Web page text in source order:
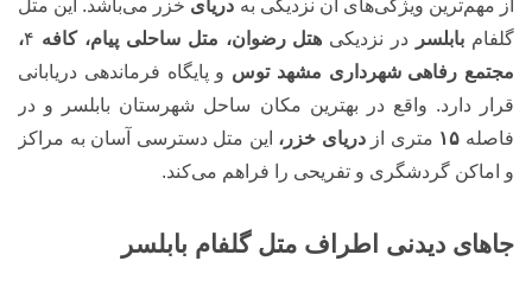
از مهم‌ترین ویژگی‌های آن نزدیکی به دریای خزر می‌باشد. این متل
گلفام بابلسر در نزدیکی هتل رضوان، متل ساحلی پیام، کافه
،
مجتمع رفاهی شهرداری مشهد توس و پایگاه فرماندهی دریابانی
قرار دارد. واقع در بهترین مکان ساحل شهرستان بابلسر و در
فاصله ۱۵ متری ازدریای خزر، این متل دسترسی آسان به مراکز
و اماکن گردشگری و تفریحی را فراهم می‌کند.
جاهای دیدنی اطراف متل گلفام بابلسر